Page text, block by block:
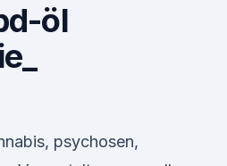
öl
psychosen,